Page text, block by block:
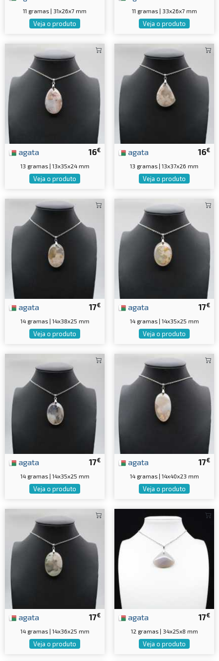
11 gramas | 31x26x7 mm
Veja o produto
11 gramas | 33x26x7 mm
Veja o produto
16€
agata
13 gramas | 13x35x24 mm
Veja o produto
16€
agata
13 gramas | 13x37x26 mm
Veja o produto
17€
agata
14 gramas | 14x38x25 mm
Veja o produto
17€
agata
14 gramas | 14x35x25 mm
Veja o produto
17€
agata
14 gramas | 14x35x25 mm
Veja o produto
17€
agata
14 gramas | 14x40x23 mm
Veja o produto
17€
agata
14 gramas | 14x36x25 mm
Veja o produto
17€
agata
12 gramas | 34x25x8 mm
Veja o produto